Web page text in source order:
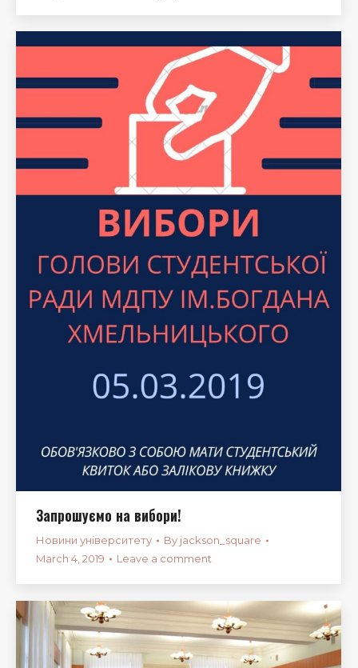
Запрошуємо на вибори!
Новини університету By jackson_square
March 4, 2019
Leave a comment